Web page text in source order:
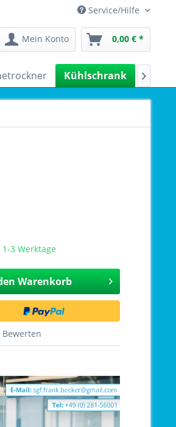
Service/Hilfe
Mein Konto 0,00 € *
Kühlschrank 
3 Werktage
Warenkorb
Bewerten